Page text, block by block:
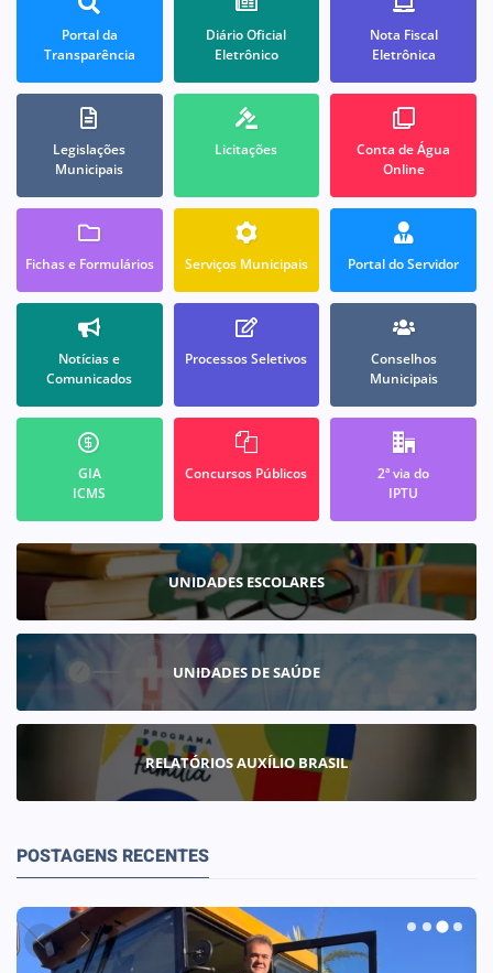
Portal da
Transparência
Diário Oficial
Eletrônico
Nota Fiscal
Eletrônica
Legislações
Municipais
Licitações
Conta de Água
Online
Fichas e Formulários Serviços Municipais Portal do Servidor
Notícias e
Comunicados
Processos Seletivos
Conselhos
Municipais
GIA
ICMS
Concursos Públicos
2ª via do
IPTU
UNIDADES ESCOLARES
UNIDADES DE SAÚDE
RELATÓRIOS AUXÍLIO BRASIL
POSTAGENS RECENTES